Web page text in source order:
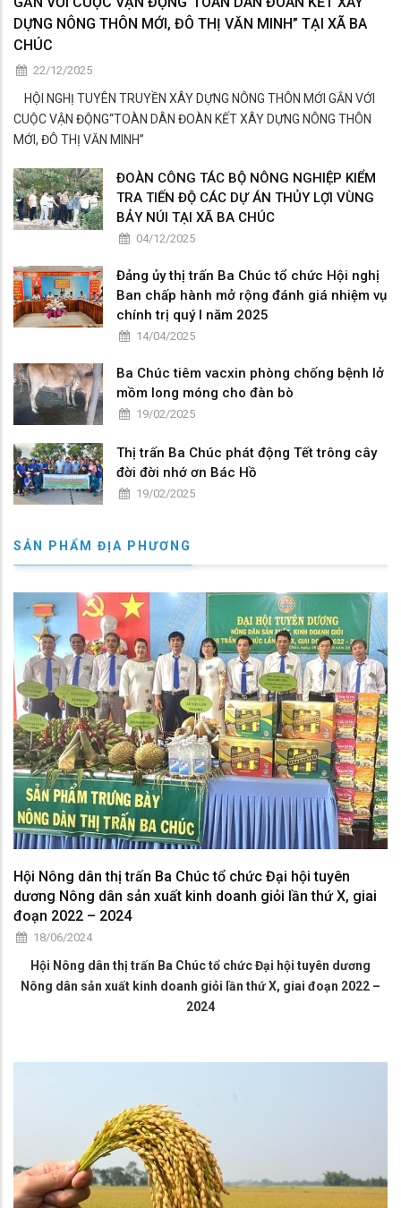
DỰNG NÔNG THÔN MỚI, ĐÔ THỊ VĂN MINH” TẠI XÃ BA
CHÚC
22/12/2025
HỘI NGHỊ TUYÊN TRUYỀN XÂY DỰNG NÔNG THÔN MỚI GẮN VỚI
CUỘC VẬN ĐỘNG“TOÀN DÂN ĐOÀN KẾT XÂY DỰNG NÔNG THÔN
MỚI, ĐÔ THỊ VĂN MINH”
ĐOÀN CÔNG TÁC BỘ NÔNG NGHIỆP KIỂM
TRA TIẾN ĐỘ CÁC DỰ ÁN THỦY LỢI VÙNG
BẢY NÚI TẠI XÃ BA CHÚC
04/12/2025
Đảng ủy thị trấn Ba Chúc tổ chức Hội nghị
Ban chấp hành mở rộng đánh giá nhiệm vụ
chính trị quý I năm 2025
14/04/2025
Ba Chúc tiêm vacxin phòng chống bệnh lở
mồm long móng cho đàn bò
19/02/2025
Thị trấn Ba Chúc phát động Tết trông cây
đời đời nhớ ơn Bác Hồ
19/02/2025
SẢN PHẨM ĐỊA PHƯƠNG
Hội Nông dân thị trấn Ba Chúc tổ chức Đại hội tuyên
dương Nông dân sản xuất kinh doanh giỏi lần thứ X, giai
đoạn 2022 – 2024
18/06/2024
Hội Nông dân thị trấn Ba Chúc tổ chức Đại hội tuyên dương
Nông dân sản xuất kinh doanh giỏi lần thứ X, giai đoạn 2022 –
2024